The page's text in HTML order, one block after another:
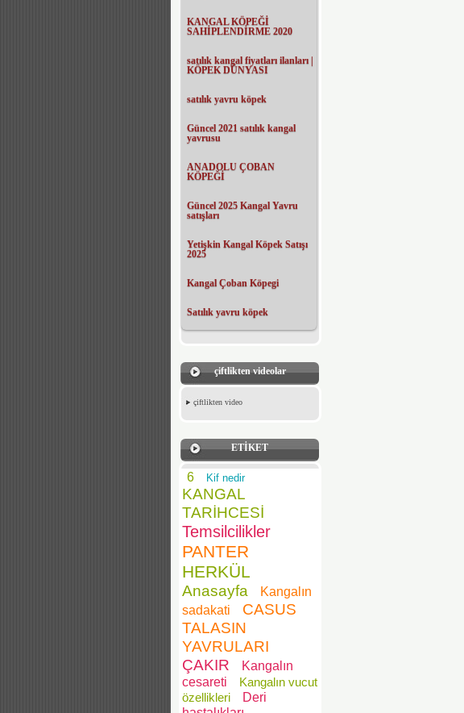
KANGAL KÖPEĞİ
SAHİPLENDİRME 2020
satılık kangal fiyatları ilanları |
KÖPEK DÜNYASI
satılık yavru köpek
Güncel 2021 satılık kangal
yavrusu
ANADOLU ÇOBAN
KÖPEĞİ
Güncel 2025 Kangal Yavru
satışları
Yetişkin Kangal Köpek Satışı
2025
Kangal Çoban Köpegi
Satılık yavru köpek
çiftlikten videolar
çiftlikten video
ETİKET
6 Kif nedir
KANGAL
TARİHCESİ
Temsilcilikler
PANTER
HERKÜL
Anasayfa
Kangalın
sadakati
CASUS
TALASIN
YAVRULARI
ÇAKIR
Kangalın
cesareti
Kangalın vucut
özellikleri
Deri